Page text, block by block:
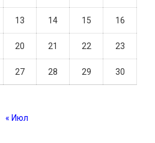
13 14 15 16
20 21 22 23
27 28 29 30
« Июл